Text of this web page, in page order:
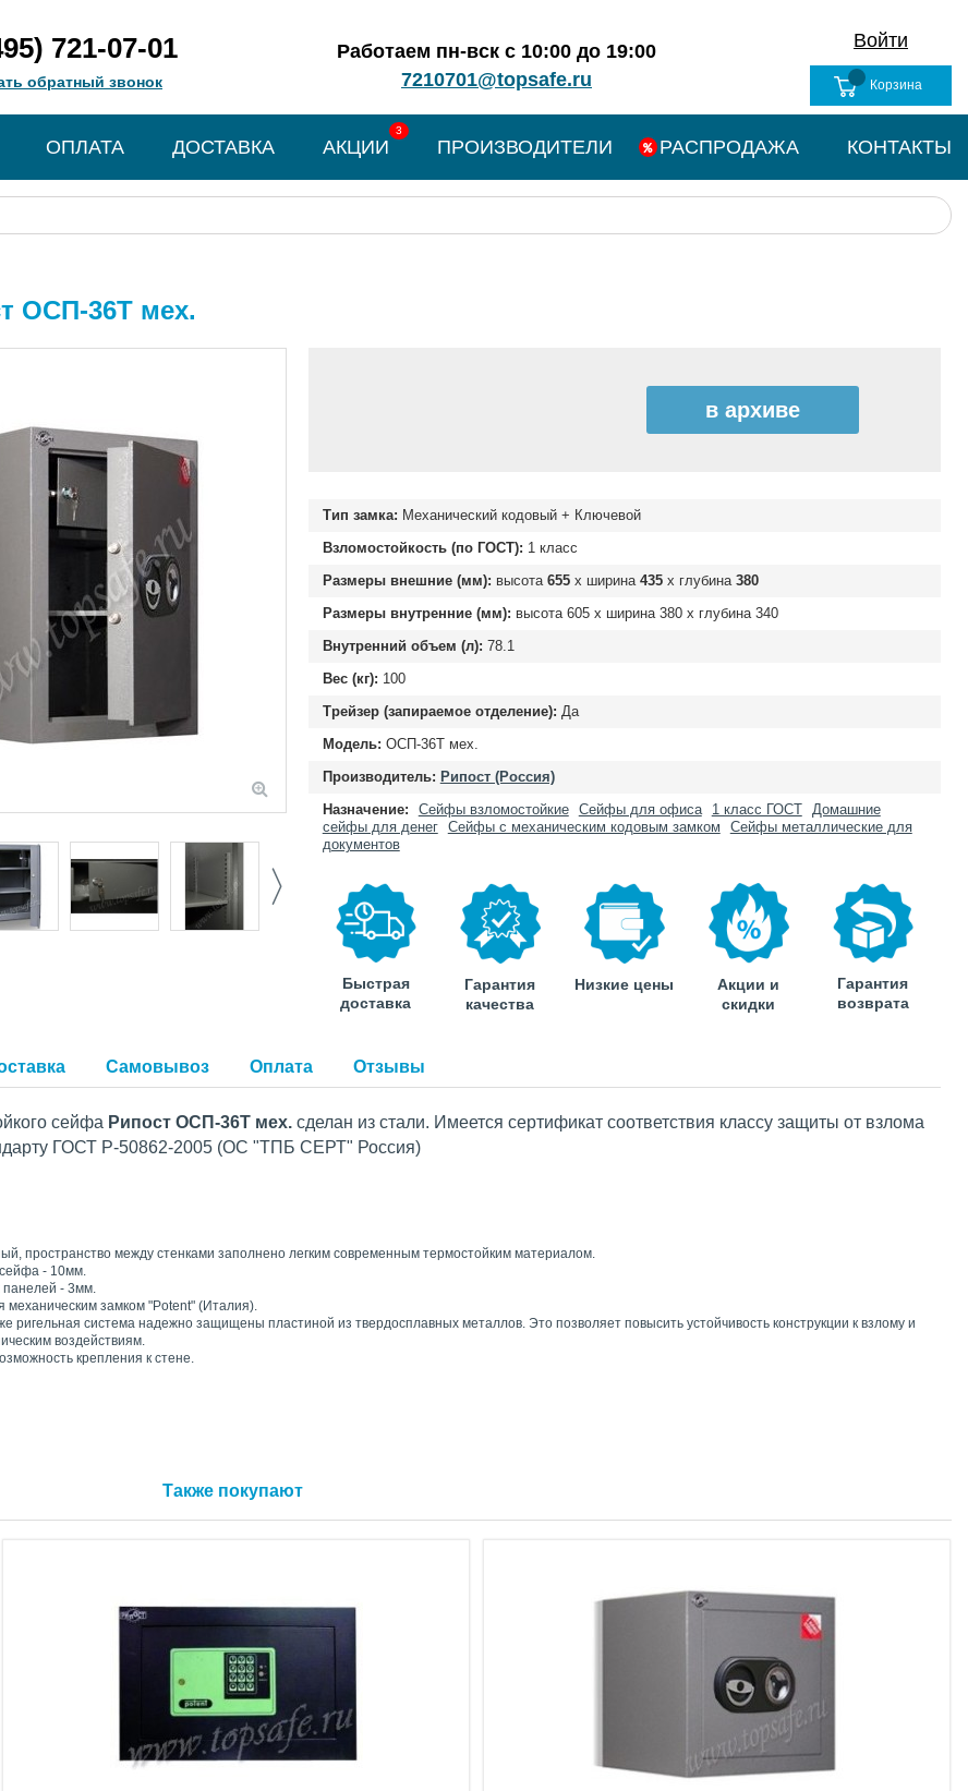
Войти
Корзина
Работаем пн-вск с 10:00 до 19:00
7210701@topsafe.ru
721-07-01
обратный звонок
ОПЛАТА ДОСТАВКА
3
АКЦИИ ПРОИЗВОДИТЕЛИ РАСПРОДАЖА КОНТАКТЫ
ОСП-36Т мех.
в архиве
Тип замка: Механический кодовый + Ключевой
Взломостойкость (по ГОСТ): 1 класс
Размеры внешние (мм): высота 655х ширина 435х глубина 380
Размеры внутренние (мм): высота 605х ширина 380х глубина 340
Внутренний объем (л): 78.1
Вес (кг): 100
Трейзер (запираемое отделение): Да
Модель: ОСП-36Т мех.
Производитель: Рипост (Россия)
Назначение:
Сейфы взломостойкие Сейфы для офиса 1 класс ГОСТ
Домашние
сейфы для денег
Сейфы с механическим кодовым замком
Сейфы металлические для
документов
Быстрая
доставка
Гарантия
качества
Низкие цены
Акции и
скидки
Гарантия
возврата
Самовывоз Оплата Отзывы
сейфа Рипост ОСП-36Т мех. сделан из стали. Имеется сертификат соответствия классу защиты от взлома
ГОСТ Р-50862-2005 (ОС "ТПБ СЕРТ" Россия)
пространство между стенками заполнено легким современным термостойким материалом.
- 10мм.
- 3мм.
замком "Potent" (Италия).
ригельная система надежно защищены пластиной из твердосплавных металлов. Это позволяет повысить устойчивость конструкции к взлому и
воздействиям.
крепления к стене.
Также покупают